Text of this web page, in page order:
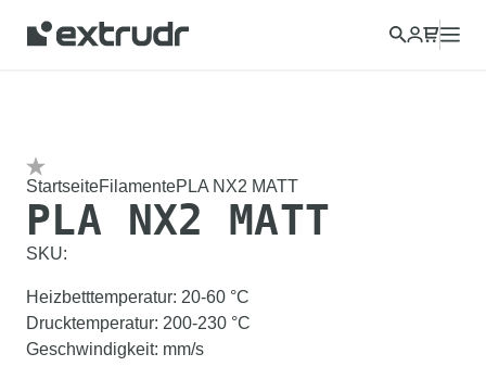
StartseiteFilamentePLA NX2 MATT
PLA NX2 MATT
SKU:
Heizbetttemperatur: 20-60 °C
Drucktemperatur: 200-230 °C
Geschwindigkeit: mm/s